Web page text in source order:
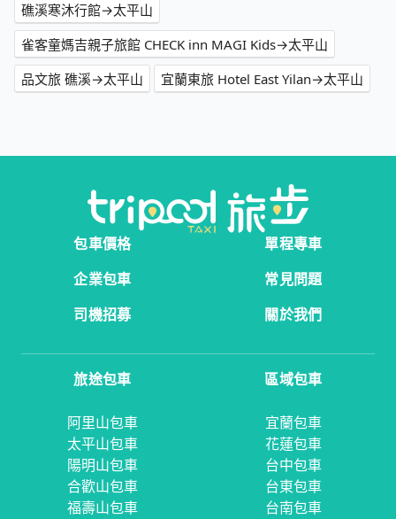
礁溪寒沐行館→太平山
雀客童媽吉親子旅館 CHECK inn MAGI Kids→太平山
品文旅 礁溪→太平山
宜蘭東旅 Hotel East Yilan→太平山
包車價格
單程專車
企業包車
常見問題
司機招募
關於我們
旅途包車
阿里山包車
太平山包車
陽明山包車
合歡山包車
福壽山包車
區域包車
宜蘭包車
花蓮包車
台中包車
台東包車
台南包車